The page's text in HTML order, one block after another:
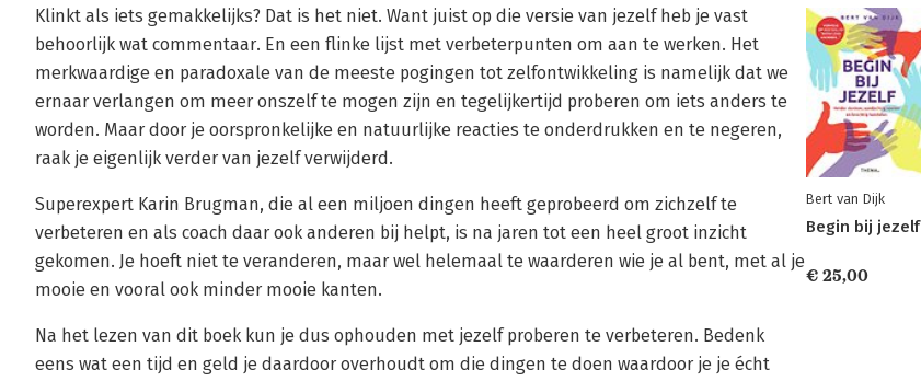
Klinkt als iets gemakkelijks? Dat is het niet. Want juist op die versie van jezelf heb je vast
behoorlijk wat commentaar. En een flinke lijst met verbeterpunten om aan te werken. Het
merkwaardige en paradoxale van de meeste pogingen tot zelfontwikkeling is namelijk dat we
ernaar verlangen om meer onszelf te mogen zijn en tegelijkertijd proberen om iets anders te
worden. Maar door je oorspronkelijke en natuurlijke reacties te onderdrukken en te negeren,
raak je eigenlijk verder van jezelf verwijderd.
Superexpert Karin Brugman, die al een miljoen dingen heeft geprobeerd om zichzelf te
verbeteren en als coach daar ook anderen bij helpt, is na jaren tot een heel groot inzicht
gekomen. Je hoeft niet te veranderen, maar wel helemaal te waarderen wie je al bent, met al je
mooie en vooral ook minder mooie kanten.
Na het lezen van dit boek kun je dus ophouden met jezelf proberen te verbeteren. Bedenk
eens wat een tijd en geld je daardoor overhoudt om die dingen te doen waardoor je je écht
Bert van Dijk
Begin bij jezelf
€ 25,00